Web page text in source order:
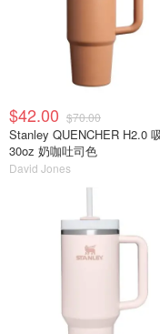
$42.00 $70.00
Stanley QUENCHER H2.0
30oz 奶咖吐司色
David Jones